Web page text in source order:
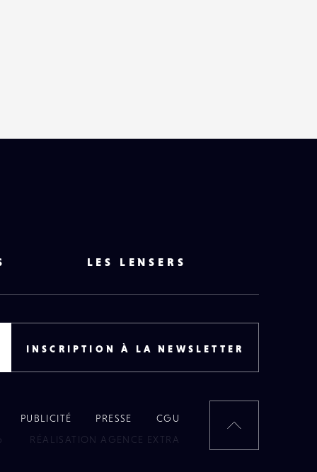
LES LENSERS
INSCRIPTION À LA NEWSLETTER
PUBLICITÉ PRESSE
CGU
RÉALISATION AGENCE EXTRA